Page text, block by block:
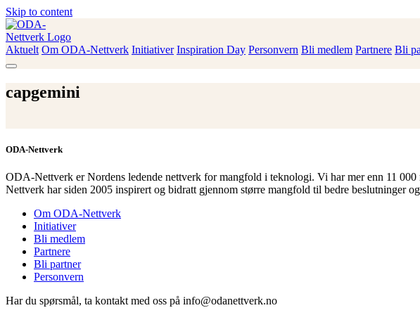
Skip to content
Aktuelt Om ODA-Nettverk Initiativer Inspiration Day Personvern Bli medlem Partnere Bli
capgemini
ODA-Nettverk
ODA-Nettverk er Nordens ledende nettverk for mangfold i teknologi. Vi har mer enn 11
Nettverk har siden 2005 inspirert og bidratt gjennom større mangfold til bedre beslutninger
Om ODA-Nettverk
Initiativer
Bli medlem
Partnere
Bli partner
Personvern
Har du spørsmål, ta kontakt med oss på info@odanettverk.no